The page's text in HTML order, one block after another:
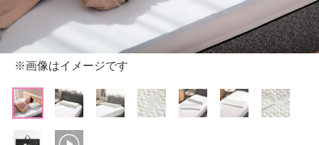
※画像はイメージです